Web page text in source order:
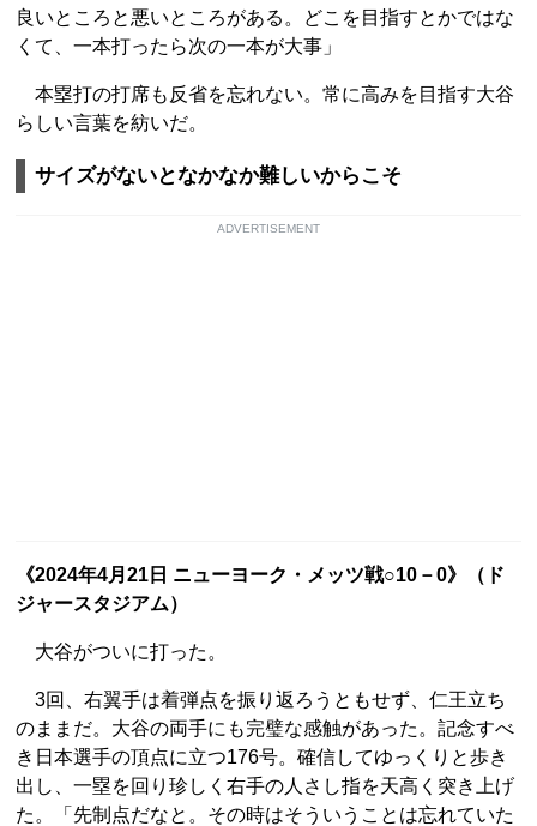
良いところと悪いところがある。どこを目指すとかではな
くて、一本打ったら次の一本が大事」
本塁打の打席も反省を忘れない。常に高みを目指す大谷
らしい言葉を紡いだ。
サイズがないとなかなか難しいからこそ
ADVERTISEMENT
《2024年4月21日 ニューヨーク・メッツ戦○10－0》（ド
ジャースタジアム）
大谷がついに打った。
3回、右翼手は着弾点を振り返ろうともせず、仁王立ち
のままだ。大谷の両手にも完璧な感触があった。記念すべ
き日本選手の頂点に立つ176号。確信してゆっくりと歩き
出し、一塁を回り珍しく右手の人さし指を天高く突き上げ
た。「先制点だなと。その時はそういうことは忘れていた